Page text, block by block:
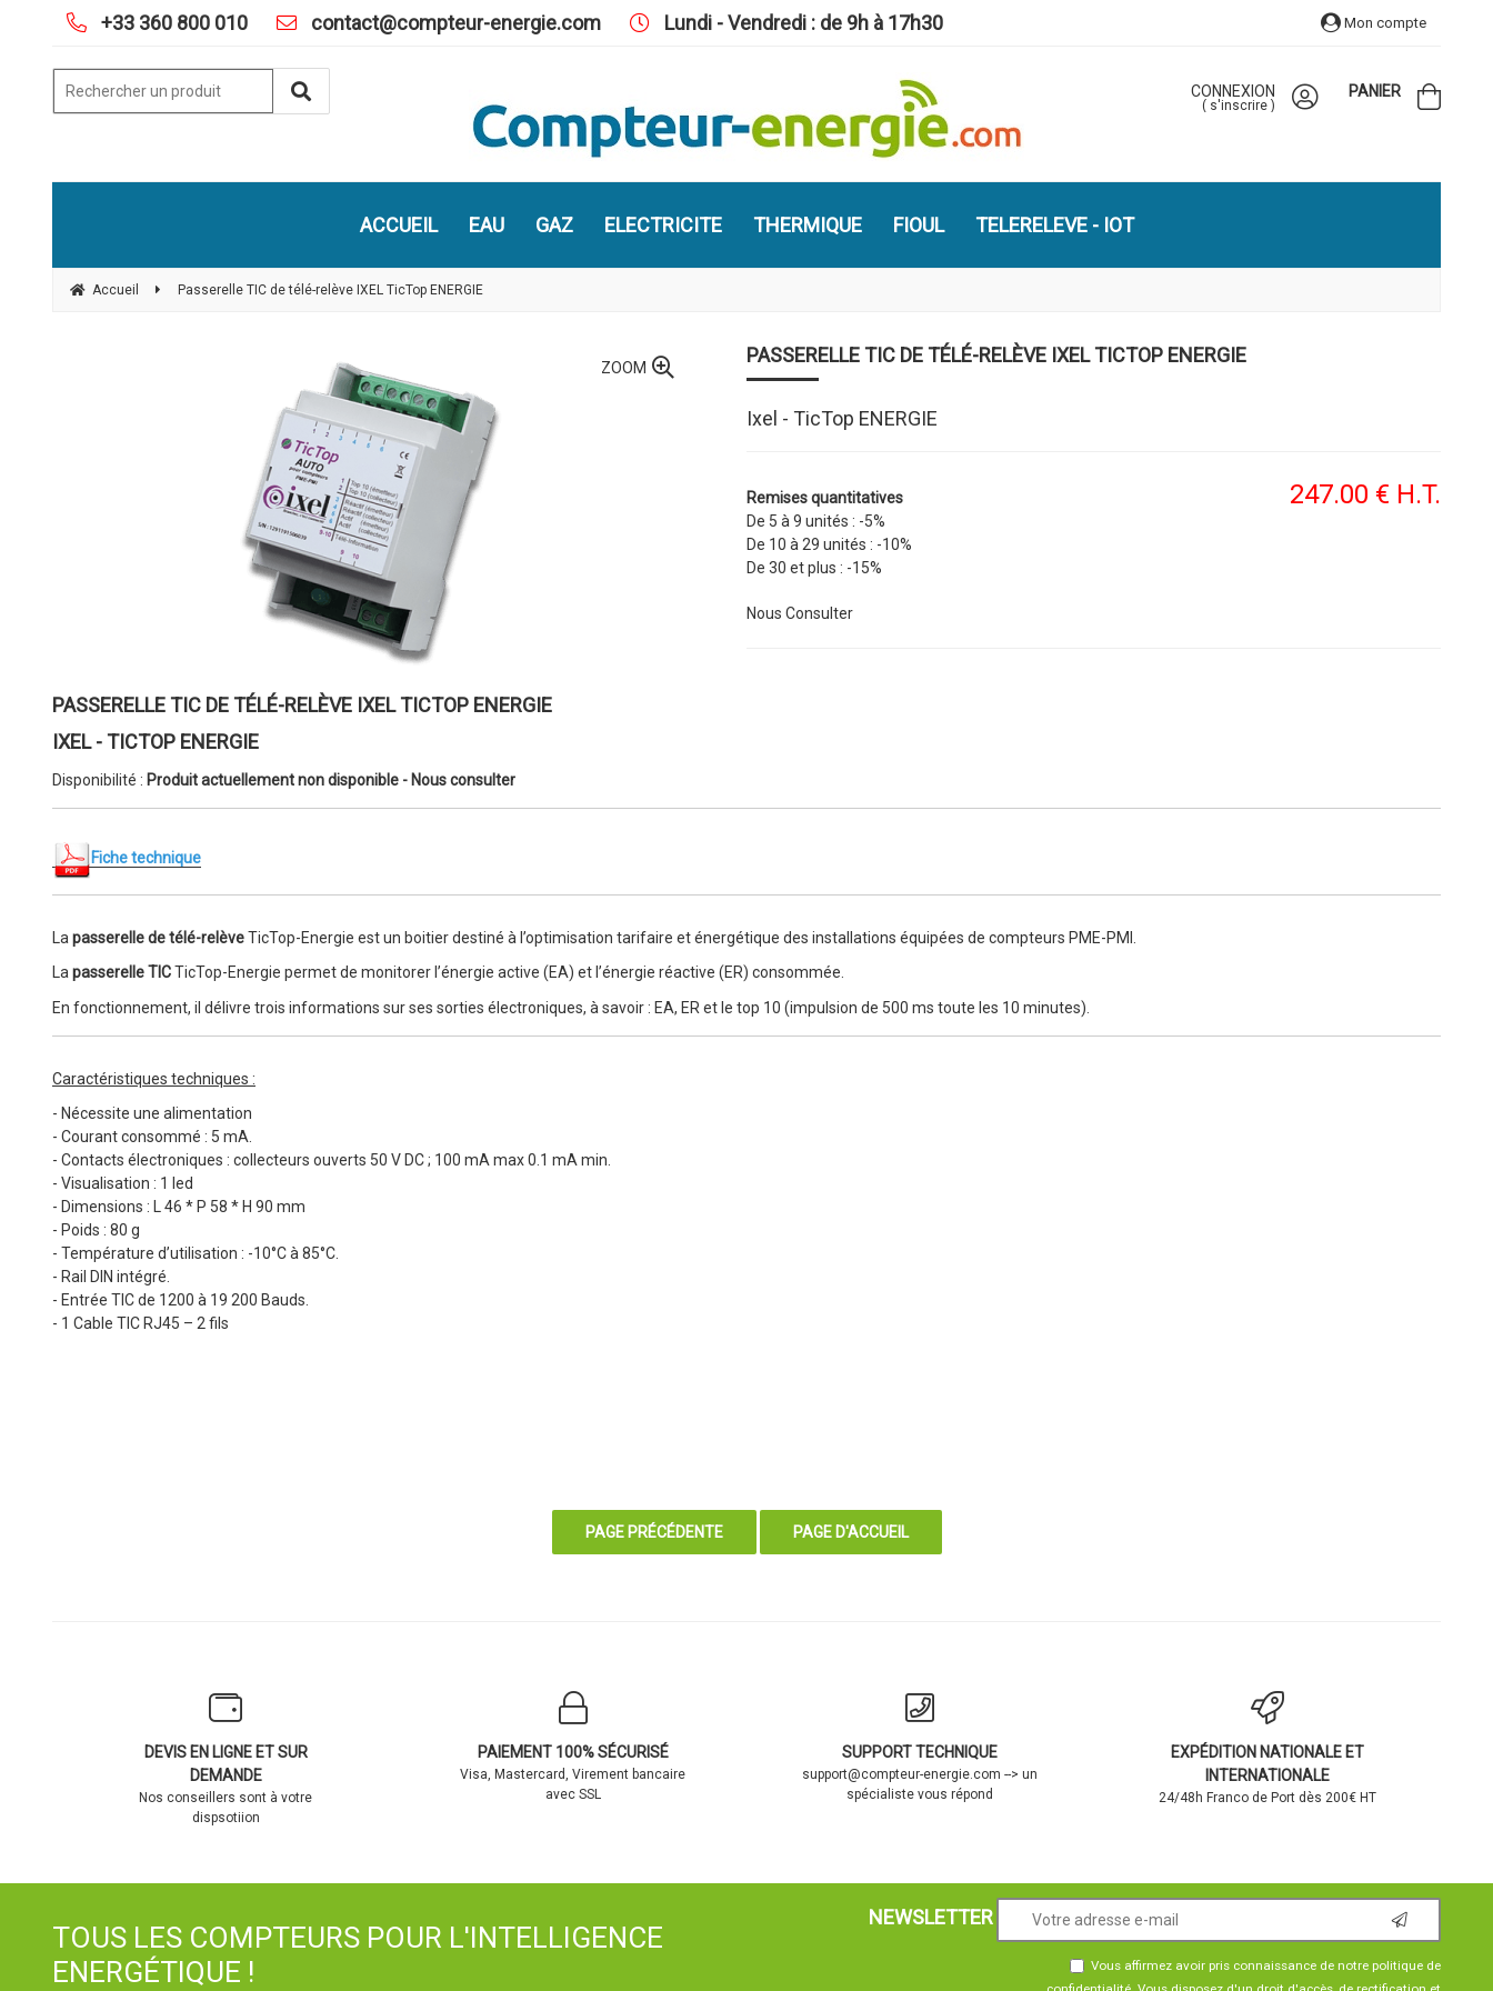
CONNEXION
( s'inscrire )
PANIER
ACCUEIL EAU GAZ ELECTRICITE THERMIQUE FIOUL TELERELEVE - IOT
Accueil Passerelle TIC de télé-relève IXEL TicTop ENERGIE
ZOOM
PASSERELLE TIC DE TÉLÉ-RELÈVE IXEL TICTOP ENERGIE
Ixel - TicTop ENERGIE
247.00 € H.T.
Remises quantitatives
De 5 à 9 unités : -5%
De 10 à 29 unités : -10%
De 30 et plus : -15%
Nous Consulter
PASSERELLE TIC DE TÉLÉ-RELÈVE IXEL TICTOP ENERGIE
IXEL - TICTOP ENERGIE
Disponibilité : Produit actuellement non disponible - Nous consulter
Fiche technique
La passerelle de télé-relèveTicTop-Energie est un boitier destiné à l’optimisation tarifaire et énergétique des installations équipées de compteurs PME-PMI.
Lapasserelle TICTicTop-Energie permet de monitorer l’énergie active (EA) et l’énergie réactive (ER) consommée.
En fonctionnement, il délivre trois informations sur ses sorties électroniques, à savoir : EA, ER et le top 10 (impulsion de 500 ms toute les 10 minutes).
Caractéristiques techniques :
- Nécessite une alimentation
- Courant consommé : 5 mA.
- Contacts électroniques : collecteurs ouverts 50 V DC ; 100 mA max 0.1 mA min.
- Visualisation : 1 led
- Dimensions : L 46 * P 58 * H 90 mm
- Poids : 80 g
- Température d’utilisation : -10°C à 85°C.
- Rail DIN intégré.
- Entrée TIC de 1200 à 19 200 Bauds.
- 1 Cable TIC RJ45 – 2 fils
+33 360 800 010 contact@compteur-energie.com Lundi - Vendredi : de 9h à 17h30 Mon compte
DEVIS EN LIGNE ET SUR
DEMANDE
Nos conseillers sont à votre
dispsotiion
PAIEMENT 100% SÉCURISÉ
Visa, Mastercard, Virement bancaire
avec SSL
SUPPORT TECHNIQUE
support@compteur-energie.com --> un
spécialiste vous répond
EXPÉDITION NATIONALE ET
INTERNATIONALE
24/48h Franco de Port dès 200€ HT
TOUS LES COMPTEURS POUR L'INTELLIGENCE
ENERGÉTIQUE !
NEWSLETTER
Vous affirmez avoir pris connaissance de notre politique de